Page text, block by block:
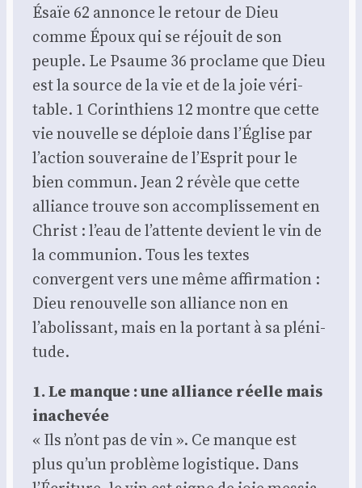
Ésaïe 62 annonce le retour de Dieu
comme Époux qui se réjouit de son
peuple. Le Psaume 36 pro­clame que Dieu
est la source de la vie et de la joie véri­
table. 1 Corin­thiens 12 montre que cette
vie nou­velle se déploie dans l’Église par
l’action sou­ve­raine de l’Esprit pour le
bien com­mun. Jean 2 révèle que cette
alliance trouve son accom­plis­se­ment en
Christ : l’eau de l’attente devient le vin de
la com­mu­nion. Tous les textes
convergent vers une même affir­ma­tion :
Dieu renou­velle son alliance non en
l’abolissant, mais en la por­tant à sa plé­ni­
tude.
1. Le manque : une alliance réelle mais
inache­vée
« Ils n’ont pas de vin ». Ce manque est
plus qu’un pro­blème logis­tique. Dans